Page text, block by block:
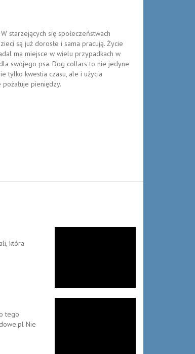
starzejących się społeczeństwach
są już dorosłe i sama pracują. Życie
ma miejsce w wielu przypadkach w
swojego psa. Dog collars to nie jedyne
tylko kwestia czasu, ale i użycia
pieniędzy.
która
tego
Nie